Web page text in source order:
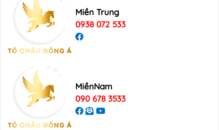
Miền Trung
0938 072 533
MiềnNam
090 678 3533